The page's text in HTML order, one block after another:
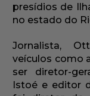
presídios de
no estado do
Jornalista,
veículos como
ser diretor-
Istoé e editor